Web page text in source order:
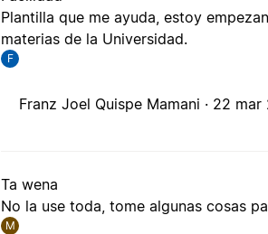
Plantilla que me ayuda, estoy
materias de la Universidad.
F
Franz Joel Quispe Mamani · 22 mar
Ta wena
No la use toda, tome algunas cosas
M